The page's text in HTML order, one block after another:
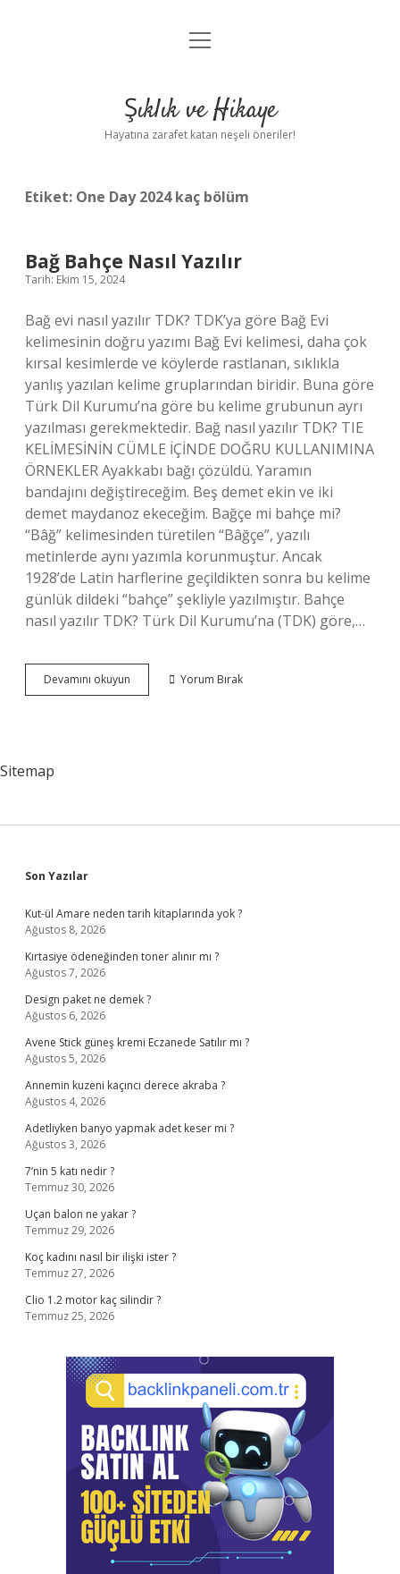
Anasayfa
Yasal Uyarı
menüyü
Şıklık ve Hikaye
Hayatına zarafet katan neşeli öneriler!
Etiket: One Day 2024 kaç bölüm
Bağ Bahçe Nasıl Yazılır
Tarih: Ekim 15, 2024
Bağ evi nasıl yazılır TDK? TDK’ya göre Bağ Evi
kelimesinin doğru yazımı Bağ Evi kelimesi, daha çok
kırsal kesimlerde ve köylerde rastlanan, sıklıkla
yanlış yazılan kelime gruplarından biridir. Buna göre
Türk Dil Kurumu’na göre bu kelime grubunun ayrı
yazılması gerekmektedir. Bağ nasıl yazılır TDK? TIE
KELİMESİNİN CÜMLE İÇİNDE DOĞRU KULLANIMINA
ÖRNEKLER Ayakkabı bağı çözüldü. Yaramın
bandajını değiştireceğim. Beş demet ekin ve iki
demet maydanoz ekeceğim. Bağçe mi bahçe mi?
“Bâğ” kelimesinden türetilen “Bâğçe”, yazılı
metinlerde aynı yazımla korunmuştur. Ancak
1928’de Latin harflerine geçildikten sonra bu kelime
günlük dildeki “bahçe” şekliyle yazılmıştır. Bahçe
nasıl yazılır TDK? Türk Dil Kurumu’na (TDK) göre,…
Devamını okuyun
Bahçe
Yorum Bırak
Sitemap
Sidebar
Son Yazılar
Kut-ül Amare neden tarih kitaplarında yok ?
Ağustos 8, 2026
Kırtasiye ödeneğinden toner alınır mı ?
Ağustos 7, 2026
Design paket ne demek ?
Ağustos 6, 2026
Avene Stick güneş kremi Eczanede Satılır mı ?
Ağustos 5, 2026
Annemin kuzeni kaçıncı derece akraba ?
Ağustos 4, 2026
Adetliyken banyo yapmak adet keser mi ?
Ağustos 3, 2026
7’nin 5 katı nedir ?
Temmuz 30, 2026
Uçan balon ne yakar ?
Temmuz 29, 2026
Koç kadını nasıl bir ilişki ister ?
Temmuz 27, 2026
Clio 1.2 motor kaç silindir ?
Temmuz 25, 2026